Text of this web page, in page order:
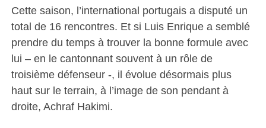
Cette saison, l’international portugais a disputé un
total de 16 rencontres. Et si Luis Enrique a semblé
prendre du temps à trouver la bonne formule avec
lui – en le cantonnant souvent à un rôle de
troisième défenseur -, il évolue désormais plus
haut sur le terrain, à l’image de son pendant à
droite, Achraf Hakimi.